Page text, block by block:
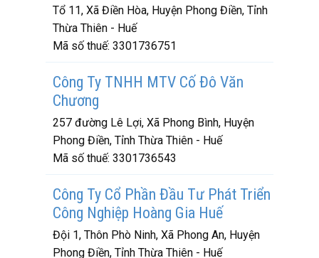
Tổ 11, Xã Điền Hòa, Huyện Phong Điền, Tỉnh
Thừa Thiên - Huế
Mã số thuế: 3301736751
Công Ty TNHH MTV Cố Đô Văn
Chương
257 đường Lê Lợi, Xã Phong Bình, Huyện
Phong Điền, Tỉnh Thừa Thiên - Huế
Mã số thuế: 3301736543
Công Ty Cổ Phần Đầu Tư Phát Triển
Công Nghiệp Hoàng Gia Huế
Đội 1, Thôn Phò Ninh, Xã Phong An, Huyện
Phong Điền, Tỉnh Thừa Thiên - Huế